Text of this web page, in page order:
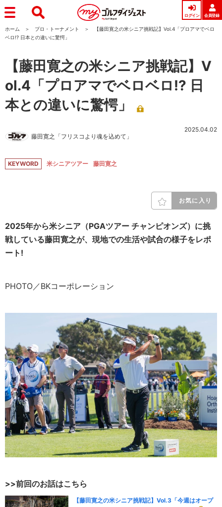
ログイン 会員登録
ホーム プロ・トーナメント
【藤田寛之の米シニア挑戦記】Vol.4「プロアマでベロ
ベロ!? 日本との違いに驚愕」
【藤田寛之の米シニア挑戦記】V
ol.4「プロアマでベロベロ!? 日
本との違いに驚愕」
藤田寛之「フリスコより魂を込めて」
2025.04.02
KEYWORD 米シニアツアー 藤田寛之
お気に入り
2025年から米シニア（PGAツアー チャンピオンズ）に挑
戦している藤田寛之が、現地での生活や試合の様子をレポ
ート!
PHOTO／BKコーポレーション
>>前回のお話はこちら
【藤田寛之の米シニア挑戦記】Vol.3「今週はオープ